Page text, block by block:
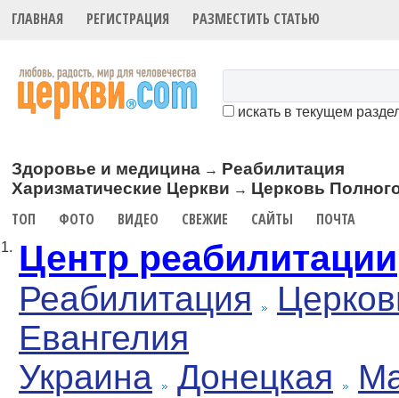
ГЛАВНАЯ РЕГИСТРАЦИЯ РАЗМЕСТИТЬ СТАТЬЮ
искать в текущем
Здоровье и медицина → Реабилитация
Харизматические Церкви → Церковь
ТОП ФОТО ВИДЕО СВЕЖИЕ САЙТЫ ПОЧТА
1. Центр реабилитации
Реабилитация
Евангелия
Украина
Донецкая